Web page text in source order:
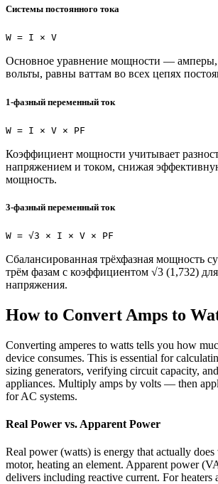
Системы постоянного тока
W = I × V
Основное уравнение мощности —
вольты, равны ваттам во всех цепях
1-фазный переменный ток
W = I × V × PF
Коэффициент мощности учитывает
напряжением и током, снижая
мощность.
3-фазный переменный ток
W = √3 × I × V × PF
Сбалансированная трёхфазная мощность
трём фазам с коэффициентом √3 (1,732)
напряжения.
How to Convert Amps to
Converting amperes to watts tells you how
device consumes. This is essential for
sizing generators, verifying circuit capacity,
appliances. Multiply amps by volts — then
for AC systems.
Real Power vs. Apparent Power
Real power (watts) is energy that actually
motor, heating an element. Apparent power
delivers including reactive current. For heaters